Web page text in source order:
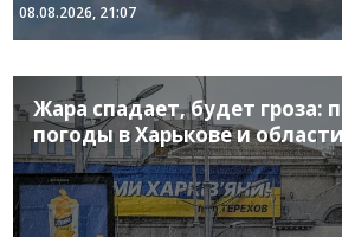
08.08.2026, 21:07
Жара спадает, будет гроза:
погоды в Харькове и